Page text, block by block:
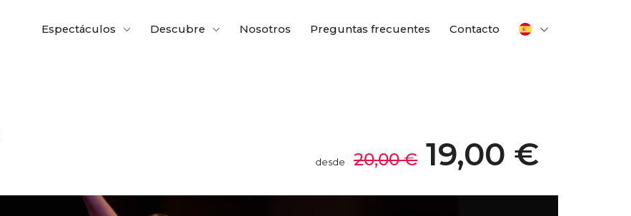
Espectáculos Descubre Nosotros Preguntas frecuentes Contacto
desde 20,00 € 19,00 €